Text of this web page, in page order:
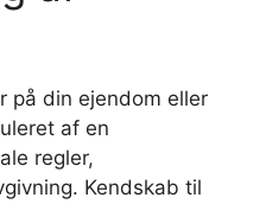
på din ejendom eller
af en
regler,
Kendskab til